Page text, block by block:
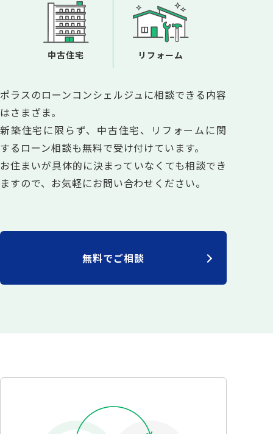
中古住宅 リフォーム
ポラスのローンコンシェルジュに相談できる内容
はさまざま。
新築住宅に限らず、中古住宅、リフォームに関
するローン相談も無料で受け付けています。
お住まいが具体的に決まっていなくても相談でき
ますので、お気軽にお問い合わせください。
無料でご相談